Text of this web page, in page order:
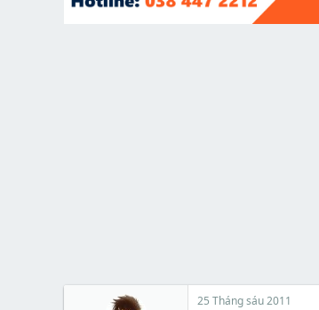
t
25 Tháng sáu 2011